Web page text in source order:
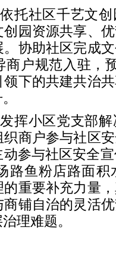
托社区千艺文
园资源共享、
协助社区完成
商户规范入驻，
下的共建共治
挥小区党支部
商户参与社区
参与社区安全
路鱼粉店路面积
重要补充力量
铺自治的灵活
理难题。